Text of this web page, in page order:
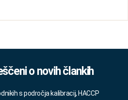
o novih člankih
s področja kalibracij, HACCP